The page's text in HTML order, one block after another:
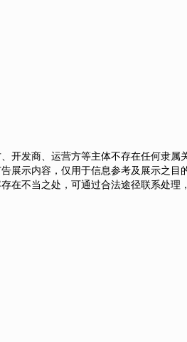
开发商、运营方等主体不存在任何隶属
示内容，仅用于信息参考及展示之目
在不当之处，可通过合法途径联系处理